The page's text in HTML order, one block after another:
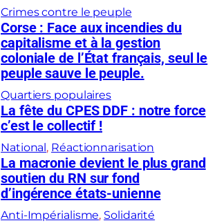
Crimes contre le peuple
Corse : Face aux incendies du
capitalisme et à la gestion
coloniale de l’État français, seul le
peuple sauve le peuple.
Quartiers populaires
La fête du CPES DDF : notre force
c’est le collectif !
National, Réactionnarisation
La macronie devient le plus grand
soutien du RN sur fond
d’ingérence états-unienne
Anti-Impérialisme, Solidarité